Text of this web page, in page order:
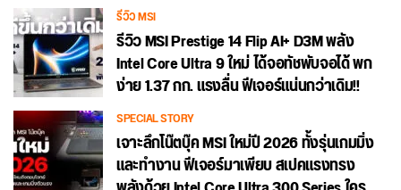
รีวิว MSI
รีวิว MSI Prestige 14 Flip AI+ D3M พลัง
Intel Core Ultra 9 ใหม่ ได้จอทัชพับจอได้ พก
ง่าย 1.37 กก. แรงลื่น ฟีเจอร์แน่นกว่าเดิม!!
SPECIAL STORY
เจาะลึกโน๊ตบุ๊ค MSI ใหม่ปี 2026 ทั้งรุ่นเกมมิ่ง
และทำงาน ฟีเจอร์มาเพียบ สเปคแรงทรง